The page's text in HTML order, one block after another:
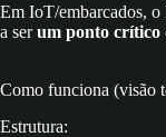
Em IoT/embarcados, o
a serum ponto crítico
Como funciona (visão
Estrutura: